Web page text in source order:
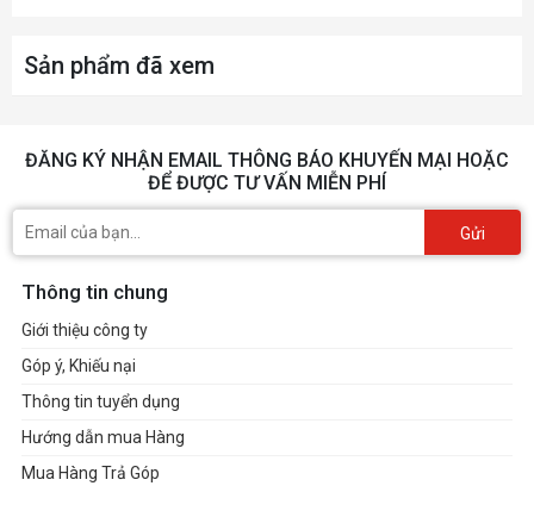
Sản phẩm đã xem
ĐĂNG KÝ NHẬN EMAIL THÔNG BÁO KHUYẾN MẠI HOẶC
ĐỂ ĐƯỢC TƯ VẤN MIỄN PHÍ
Gửi
Thông tin chung
Giới thiệu công ty
Góp ý, Khiếu nại
Thông tin tuyển dụng
Hướng dẫn mua Hàng
Mua Hàng Trả Góp